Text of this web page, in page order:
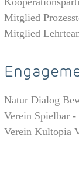
Mitglied
Mitglied
Natur Dialog
Verein Spielbar
Verein Kultopia